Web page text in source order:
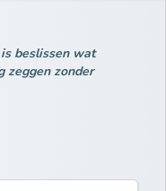
beslissen wat
zeggen zonder